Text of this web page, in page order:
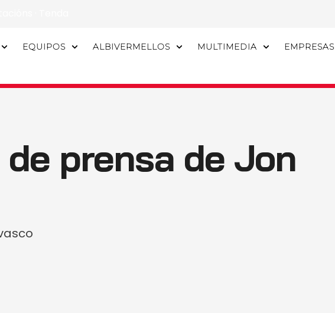
EQUIPOS ALBIVERMELLOS MULTIMEDIA EMPRESAS
de prensa de Jon